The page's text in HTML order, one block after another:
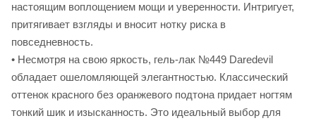
настоящим воплощением мощи и уверенности. Интригует,
притягивает взгляды и вносит нотку риска в
повседневность.
• Несмотря на свою яркость, гель-лак №449 Daredevil
обладает ошеломляющей элегантностью. Классический
оттенок красного без оранжевого подтона придает ногтям
тонкий шик и изысканность. Это идеальный выбор для